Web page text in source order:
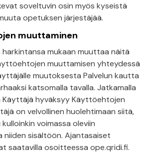
soveltuvin osin myös kyseistä
opetuksen järjestäjää.
muuttaminen
harkintansa mukaan muuttaa näitä
muuttamisen yhteydessä
muutoksesta Palvelun kautta
katsomalla tavalla. Jatkamalla
Käyttäjä hyväksyy Käyttöehtojen
on velvollinen huolehtimaan siitä,
voimassa oleviin
niiden sisältöön. Ajantasaiset
saatavilla osoitteessa ope.qridi.fi.